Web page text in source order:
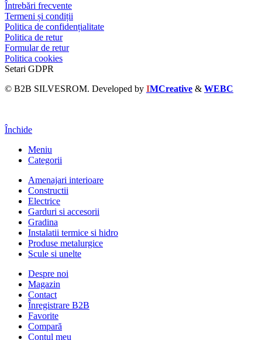
Întrebări frecvente
Termeni și condiții
Politica de confidențialitate
Politica de retur
Formular de retur
Politica cookies
Setari GDPR
© B2B SILVESROM. Developed by IMCreative & WEBC
Închide
Meniu
Categorii
Amenajari interioare
Constructii
Electrice
Garduri si accesorii
Gradina
Instalatii termice si hidro
Produse metalurgice
Scule si unelte
Despre noi
Magazin
Contact
Înregistrare B2B
Favorite
Compară
Contul meu